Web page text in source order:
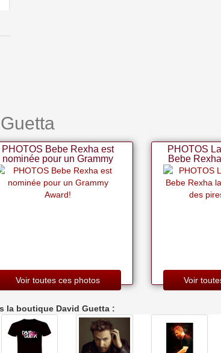
PHOTOS Bebe Rexha est
nominée pour un Grammy
Award!
Voir toutes ces photos
PHOTOS
Bebe
liste des
Voir
la boutique David Guetta :